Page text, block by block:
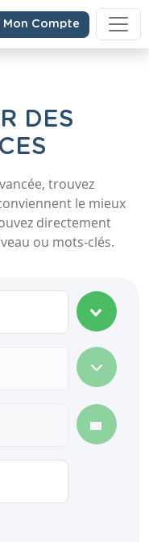
Compte
DES
trouvez
le mieux
directement
ou mots-clés.